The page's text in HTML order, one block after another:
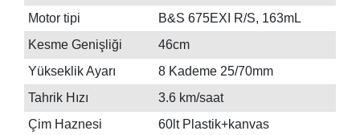
Motor tipi
B&S 675EXI R/S, 163mL
Kesme Genişliği
46cm
Yükseklik Ayarı
8 Kademe 25/70mm
Tahrik Hızı
3.6 km/saat
Çim Haznesi
60lt Plastik+kanvas